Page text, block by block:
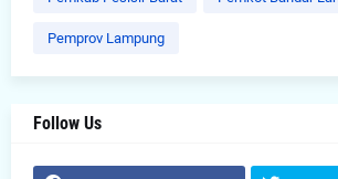
Pemprov Lampung
Follow Us